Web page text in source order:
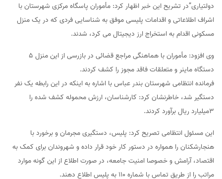
دولتیاری”در تشریح این خبر اظهار کرد: مأموران پاسگاه مرکزی شهرستان با
اشراف اطلاعاتی و اقدامات پلیسی موفق به شناسایی فردی که در یک منزل
مسکونی اقدام به استخراج ارز دیجیتال می کرد، شدند.
وی افزود: مأموران با هماهنگی مراجع قضائی در بازرسی از این منزل 5
دستگاه ماینر و متعلقات فاقد مجوز را کشف کردند.
فرمانده انتظامی شهرستان بندر عباس با اشاره به اینکه در این رابطه یک نفر
دستگیر شد، خاطرنشان کرد: کارشناسان، ارزش محموله کشف شده را
3میلیارد ریال برآورد کردند.
این مسئول انتظامی تصریح کرد: پلیس، دستگیری مجرمان و برخورد با
هنجارشکنان را همواره در دستور کار خود قرار داده و شهروندان برای کمک به
اقتصاد، آرامش و خصوصا امنیت جامعه، در صورت اطلاع از این گونه موارد
مراتب را از طریق تماس با شماره 110 به پلیس اطلاع دهند.